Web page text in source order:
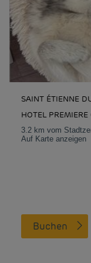
SAINT ÉTIENNE
HOTEL
3.2 km vom
Auf Karte anzeigen
Buchen